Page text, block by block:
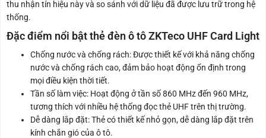
thu nhận tín hiệu này và so sánh với dữ liệu đã được lưu trữ trong hệ
thống.
Đặc điểm nổi bật thẻ đèn ô tô ZKTeco UHF Card Light
Chống nước và chống rách: Được thiết kế với khả năng chống
nước và chống rách cao, đảm bảo hoạt động ổn định trong
mọi điều kiện thời tiết.
Tần số làm việc: Hoạt động ở tần số 860 MHz đến 960 MHz,
tương thích với nhiều hệ thống đọc thẻ UHF trên thị trường.
Dễ dàng lắp đặt: Thẻ có thiết kế nhỏ gọn, dễ dàng lắp đặt trên
kính chắn gió của ô tô.